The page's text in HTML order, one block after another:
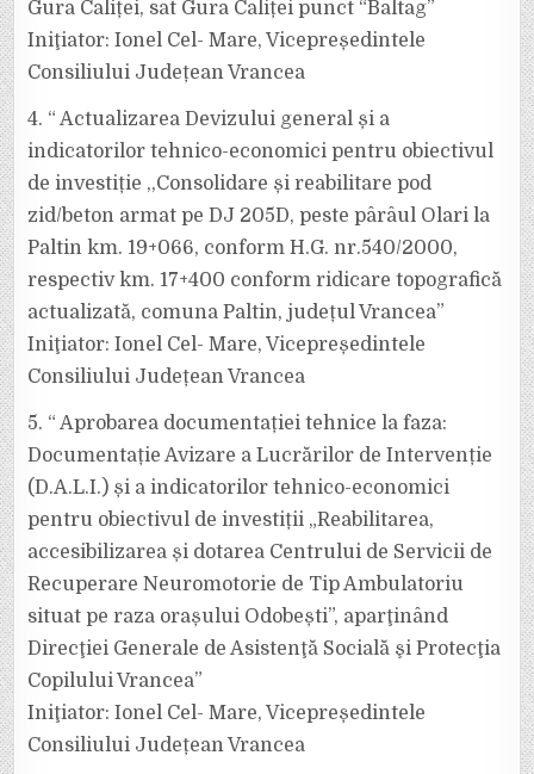
Gura Caliței, sat Gura Caliței punct “Baltag”
Iniţiator: Ionel Cel- Mare, Vicepreședintele
Consiliului Județean Vrancea
4. “ Actualizarea Devizului general și a
indicatorilor tehnico-economici pentru obiectivul
de investiție ,,Consolidare și reabilitare pod
zid/beton armat pe DJ 205D, peste pârâul Olari la
Paltin km. 19+066, conform H.G. nr.540/2000,
respectiv km. 17+400 conform ridicare topografică
actualizată, comuna Paltin, județul Vrancea”
Iniţiator: Ionel Cel- Mare, Vicepreședintele
Consiliului Județean Vrancea
5. “ Aprobarea documentației tehnice la faza:
Documentație Avizare a Lucrărilor de Intervenție
(D.A.L.I.) și a indicatorilor tehnico-economici
pentru obiectivul de investiții „Reabilitarea,
accesibilizarea și dotarea Centrului de Servicii de
Recuperare Neuromotorie de Tip Ambulatoriu
situat pe raza orașului Odobești”, aparţinând
Direcţiei Generale de Asistenţă Socială şi Protecţia
Copilului Vrancea”
Iniţiator: Ionel Cel- Mare, Vicepreședintele
Consiliului Județean Vrancea